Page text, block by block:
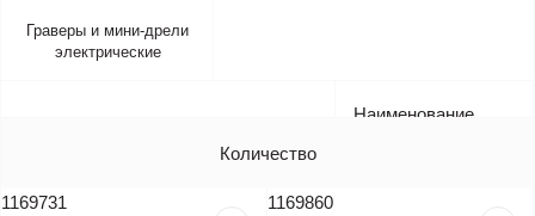
Граверы и мини-дрели
электрические
Наименование
Количество
1169731 1169860